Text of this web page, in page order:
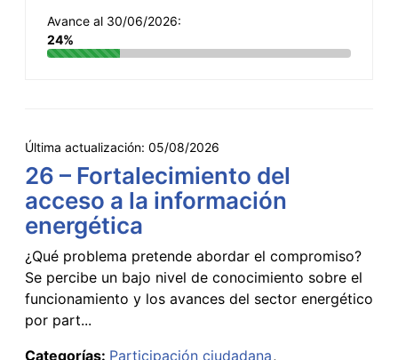
Avance al 30/06/2026:
24%
Última actualización: 05/08/2026
26 – Fortalecimiento del
acceso a la información
energética
¿Qué problema pretende abordar el compromiso?
Se percibe un bajo nivel de conocimiento sobre el
funcionamiento y los avances del sector energético
por part...
Categorías: Participación ciudadana